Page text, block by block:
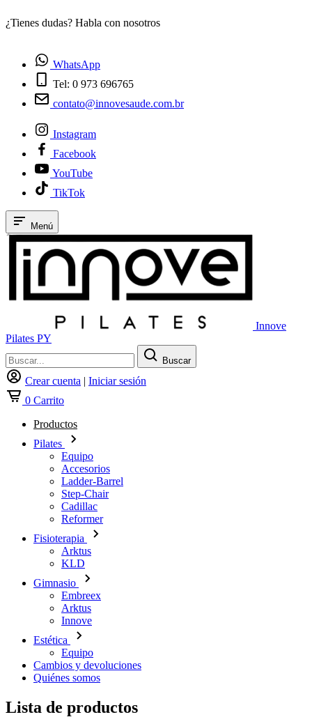
¿Tienes dudas? Habla con nosotros
WhatsApp
Tel: 0 973 696765
contato@innovesaude.com.br
Instagram
Facebook
YouTube
TikTok
Menú
Innove
Pilates PY
Buscar
Crear cuenta | Iniciar sesión
0 Carrito
Productos
Pilates
Equipo
Accesorios
Ladder-Barrel
Step-Chair
Cadillac
Reformer
Fisioterapia
Arktus
KLD
Gimnasio
Embreex
Arktus
Innove
Estética
Equipo
Cambios y devoluciones
Quiénes somos
Lista de productos